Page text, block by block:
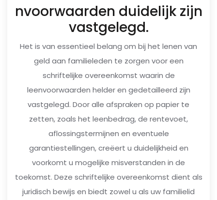
nvoorwaarden duidelijk zijn
vastgelegd.
Het is van essentieel belang om bij het lenen van
geld aan familieleden te zorgen voor een
schriftelijke overeenkomst waarin de
leenvoorwaarden helder en gedetailleerd zijn
vastgelegd. Door alle afspraken op papier te
zetten, zoals het leenbedrag, de rentevoet,
aflossingstermijnen en eventuele
garantiestellingen, creëert u duidelijkheid en
voorkomt u mogelijke misverstanden in de
toekomst. Deze schriftelijke overeenkomst dient als
juridisch bewijs en biedt zowel u als uw familielid